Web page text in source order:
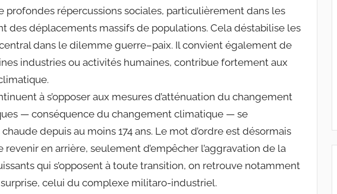
profondes répercussions sociales, particulièrement dans les
des déplacements massifs de populations. Cela déstabilise les
dans le dilemme guerre–paix. Il convient également de
industries ou activités humaines, contribue fortement aux
à s’opposer aux mesures d’atténuation du changement
— conséquence du changement climatique — se
depuis au moins 174 ans. Le mot d’ordre est désormais
revenir en arrière, seulement d’empêcher l’aggravation de la
qui s’opposent à toute transition, on retrouve notamment
celui du complexe militaro-industriel.